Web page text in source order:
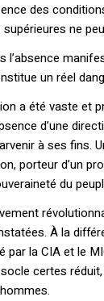
des
ne
l’absence
un réel
a été vaste et
d’une
à ses fins.
porteur d’un
du
À la
par la CIA et le
socle certes